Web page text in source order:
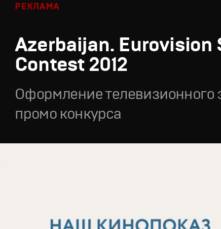
РЕКЛАМА
Azerbaijan. Eurovision
Contest 2012
Оформление телевизионного
промо конкурса